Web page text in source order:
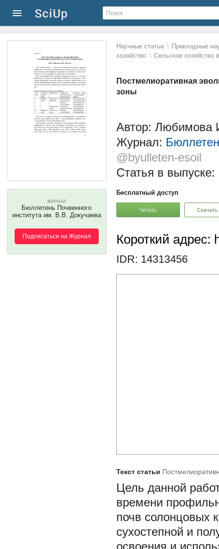
Научные статьи \ Прикладные
хозяйство \ Сельское хозяйство
Постмелиоративная
зоны
ЖУРНАЛ
Бюллетень Почвенного
института им. В.В. Докучаева
Подписаться на Журнал
Автор: Любимова
Журнал:
@byulleten-esoil
Статья в выпуске:
Бесплатный доступ
Читать Скачать
Короткий адрес:
IDR: 14313456
Текст статьи
Цель данной
времени
почв солонцовых
сухостепной и
освоения и